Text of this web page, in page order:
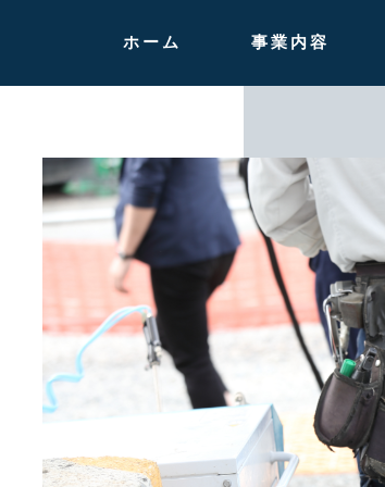
ホーム 事業内容